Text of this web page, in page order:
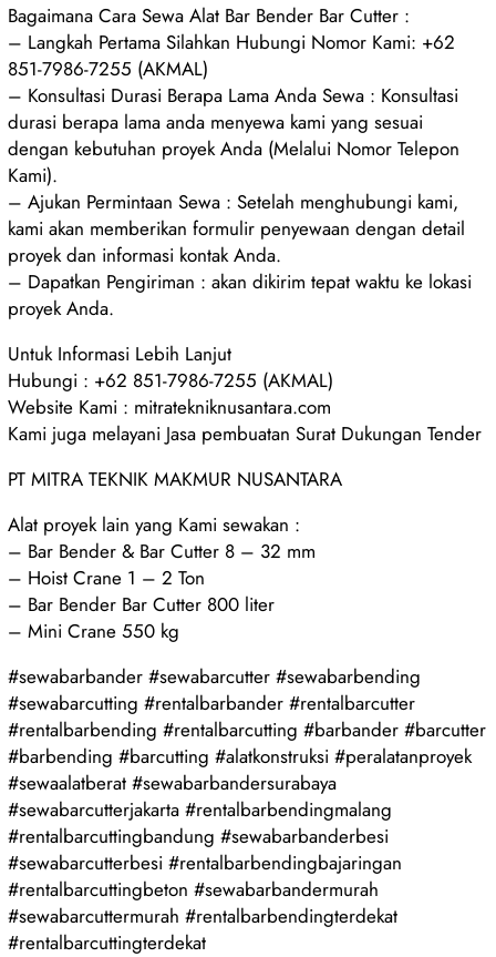
Bagaimana Cara Sewa Alat Bar Bender Bar Cutter :
– Langkah Pertama Silahkan Hubungi Nomor Kami: +62
851-7986-7255 (AKMAL)
– Konsultasi Durasi Berapa Lama Anda Sewa : Konsultasi
durasi berapa lama anda menyewa kami yang sesuai
dengan kebutuhan proyek Anda (Melalui Nomor Telepon
Kami).
– Ajukan Permintaan Sewa : Setelah menghubungi kami,
kami akan memberikan formulir penyewaan dengan detail
proyek dan informasi kontak Anda.
– Dapatkan Pengiriman : akan dikirim tepat waktu ke lokasi
proyek Anda.
Untuk Informasi Lebih Lanjut
Hubungi : +62 851-7986-7255 (AKMAL)
Website Kami : mitratekniknusantara.com
Kami juga melayani Jasa pembuatan Surat Dukungan Tender
PT MITRA TEKNIK MAKMUR NUSANTARA
Alat proyek lain yang Kami sewakan :
– Bar Bender & Bar Cutter 8 – 32 mm
– Hoist Crane 1 – 2 Ton
– Bar Bender Bar Cutter 800 liter
– Mini Crane 550 kg
#sewabarbander #sewabarcutter #sewabarbending
#sewabarcutting #rentalbarbander #rentalbarcutter
#rentalbarbending #rentalbarcutting #barbander #barcutter
#barbending #barcutting #alatkonstruksi #peralatanproyek
#sewaalatberat #sewabarbandersurabaya
#sewabarcutterjakarta #rentalbarbendingmalang
#rentalbarcuttingbandung #sewabarbanderbesi
#sewabarcutterbesi #rentalbarbendingbajaringan
#rentalbarcuttingbeton #sewabarbandermurah
#sewabarcuttermurah #rentalbarbendingterdekat
#rentalbarcuttingterdekat